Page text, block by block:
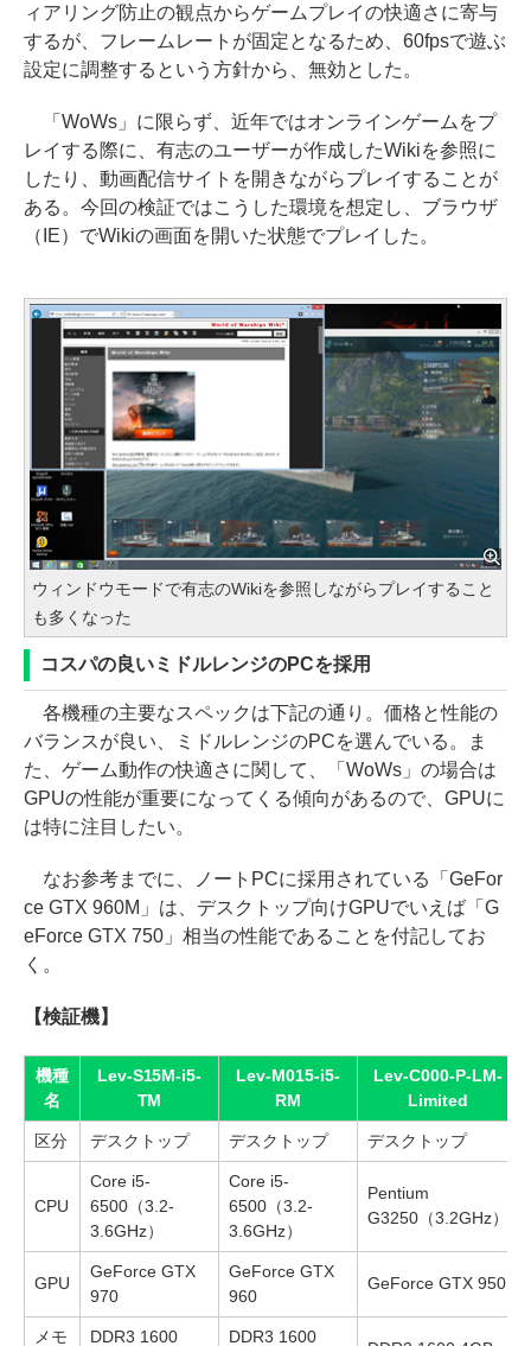
ィアリング防止の観点からゲームプレイの快適さに寄与
するが、フレームレートが固定となるため、60fpsで遊ぶ
設定に調整するという方針から、無効とした。
「WoWs」に限らず、近年ではオンラインゲームをプ
レイする際に、有志のユーザーが作成したWikiを参照に
したり、動画配信サイトを開きながらプレイすることが
ある。今回の検証ではこうした環境を想定し、ブラウザ
（IE）でWikiの画面を開いた状態でプレイした。
ウィンドウモードで有志のWikiを参照しながらプレイすること
も多くなった
コスパの良いミドルレンジのPCを採用
各機種の主要なスペックは下記の通り。価格と性能の
バランスが良い、ミドルレンジのPCを選んでいる。ま
た、ゲーム動作の快適さに関して、「WoWs」の場合は
GPUの性能が重要になってくる傾向があるので、GPUに
は特に注目したい。
なお参考までに、ノートPCに採用されている「GeFor
ce GTX 960M」は、デスクトップ向けGPUでいえば「G
eForce GTX 750」相当の性能であることを付記してお
く。
【検証機】
機種
名
Lev-S15M-i5-
TM
Lev-M015-i5-
RM
Lev-C000-P-LM-
Limited
区分 デスクトップ デスクトップ デスクトップ
CPU
Core i5-
6500（3.2-
3.6GHz）
Core i5-
6500（3.2-
3.6GHz）
Pentium
G3250（3.2GHz）
GPU
GeForce GTX
970
GeForce GTX
960
GeForce GTX 950
メモ DDR3 1600 DDR3 1600